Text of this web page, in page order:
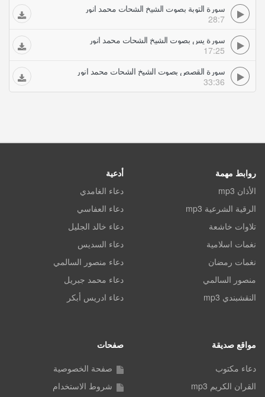
سورة التوبة بصوت الشيخ الشحات محمد انور
28:7
سورة يس بصوت الشيخ الشحات محمد انور
17:25
سورة القصص بصوت الشيخ الشحات محمد انور
33:36
روابط مهمة
الأذان mp3
الرقية الشرعية mp3
تلاوات خاشعة
نغمات اسلامية
نغمات رمضان
منصور السالمي
النقشبندي mp3
أدعية
دعاء الغامدي
دعاء العفاسي
دعاء خالد الجليل
دعاء السديس
دعاء منصور السالمي
دعاء محمد جبريل
دعاء ادريس أبكر
مواقع صديقة
دعاء مكتوب
القران الكريم mp3
صفحات
صفحة الخصوصية
شروط الاستخدام